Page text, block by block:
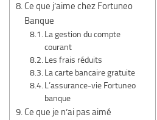
Ce que j’aime chez Fortuneo
Banque
La gestion du compte
courant
Les frais réduits
La carte bancaire gratuite
L’assurance-vie Fortuneo
banque
Ce que je n’ai pas aimé